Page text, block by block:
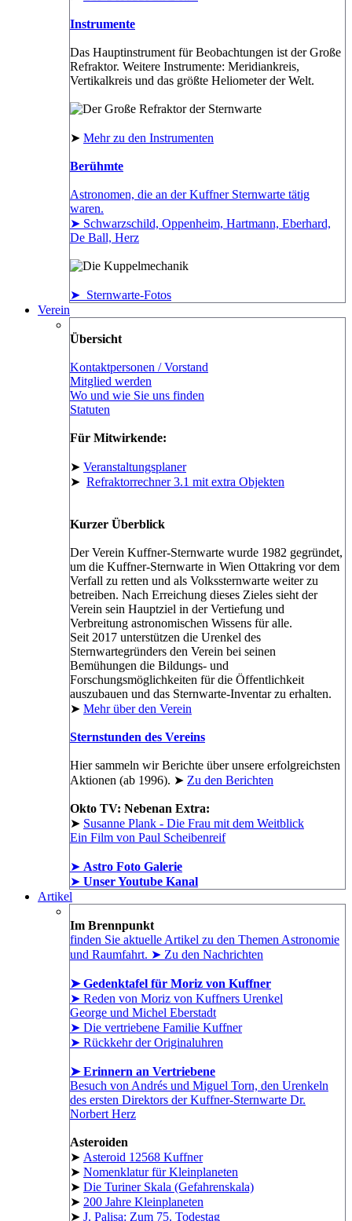
Instrumente
Das Hauptinstrument für Beobachtungen ist der Große
Refraktor. Weitere Instrumente: Meridiankreis,
Vertikalkreis und das größte Heliometer der Welt.
➤ Mehr zu den Instrumenten
Berühmte
Astronomen, die an der Kuffner Sternwarte tätig
waren.
➤ Schwarzschild, Oppenheim, Hartmann, Eberhard,
De Ball, Herz
➤ Sternwarte-Fotos
Verein
Übersicht
Kontaktpersonen / Vorstand
Mitglied werden
Wo und wie Sie uns finden
Statuten
Für Mitwirkende:
➤ Veranstaltungsplaner
➤ Refraktorrechner 3.1 mit extra Objekten
Kurzer Überblick
Der Verein Kuffner-Sternwarte wurde 1982 gegründet,
um die Kuffner-Sternwarte in Wien Ottakring vor dem
Verfall zu retten und als Volkssternwarte weiter zu
betreiben. Nach Erreichung dieses Zieles sieht der
Verein sein Hauptziel in der Vertiefung und
Verbreitung astronomischen Wissens für alle.
Seit 2017 unterstützen die Urenkel des
Sternwartegründers den Verein bei seinen
Bemühungen die Bildungs- und
Forschungsmöglichkeiten für die Öffentlichkeit
auszubauen und das Sternwarte-Inventar zu erhalten.
➤ Mehr über den Verein
Sternstunden des Vereins
Hier sammeln wir Berichte über unsere erfolgreichsten
Aktionen (ab 1996). ➤ Zu den Berichten
Okto TV: Nebenan Extra:
➤ Susanne Plank - Die Frau mit dem Weitblick
Ein Film von Paul Scheibenreif
➤ Astro Foto Galerie
➤ Unser Youtube Kanal
Artikel
Im Brennpunkt
finden Sie aktuelle Artikel zu den Themen Astronomie
und Raumfahrt. ➤ Zu den Nachrichten
➤ Gedenktafel für Moriz von Kuffner
➤ Reden von Moriz von Kuffners Urenkel
George und Michel Eberstadt
➤ Die vertriebene Familie Kuffner
➤ Rückkehr der Originaluhren
➤ Erinnern an Vertriebene
Besuch von Andrés und Miguel Torn, den Urenkeln
des ersten Direktors der Kuffner-Sternwarte Dr.
Norbert Herz
Asteroiden
➤ Asteroid 12568 Kuffner
➤ Nomenklatur für Kleinplaneten
➤ Die Turiner Skala (Gefahrenskala)
➤ 200 Jahre Kleinplaneten
➤ J. Palisa: Zum 75. Todestag